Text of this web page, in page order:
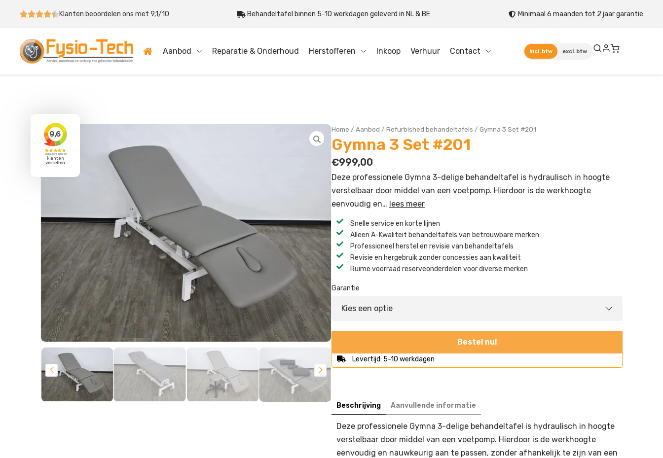
Klanten beoordelen ons met 9,1/10 Behandeltafel binnen 5-10 werkdagen geleverd in NL & BE Minimaal 6 maanden tot 2 jaar garantie
Aanbod Reparatie & Onderhoud Herstofferen Inkoop Verhuur Contact incl. btw excl. btw
Home / Aanbod / Refurbished behandeltafels / Gymna 3 Set #201
Gymna 3 Set #201
€999,00
Deze professionele Gymna 3-delige behandeltafel is hydraulisch in hoogte
verstelbaar door middel van een voetpomp. Hierdoor is de werkhoogte
eenvoudig en… lees meer
Snelle service en korte lijnen
Alleen A-Kwaliteit behandeltafels van betrouwbare merken
Professioneel herstel en revisie van behandeltafels ​
Revisie en hergebruik zonder concessies aan kwaliteit ​
Ruime voorraad reserveonderdelen voor diverse merken ​
Garantie
Bestel nu!
Levertijd: 5-10 werkdagen
Beschrijving Aanvullende informatie
Deze professionele Gymna 3-delige behandeltafel is hydraulisch in hoogte
verstelbaar door middel van een voetpomp. Hierdoor is de werkhoogte
eenvoudig en nauwkeurig aan te passen, zonder afhankelijk te zijn van een